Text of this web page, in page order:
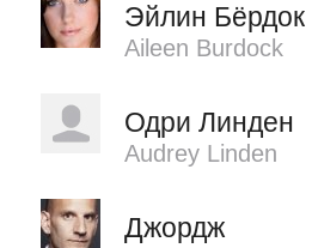
Эйлин Бёрдок
Aileen Burdock
Одри Линден
Audrey Linden
Джордж